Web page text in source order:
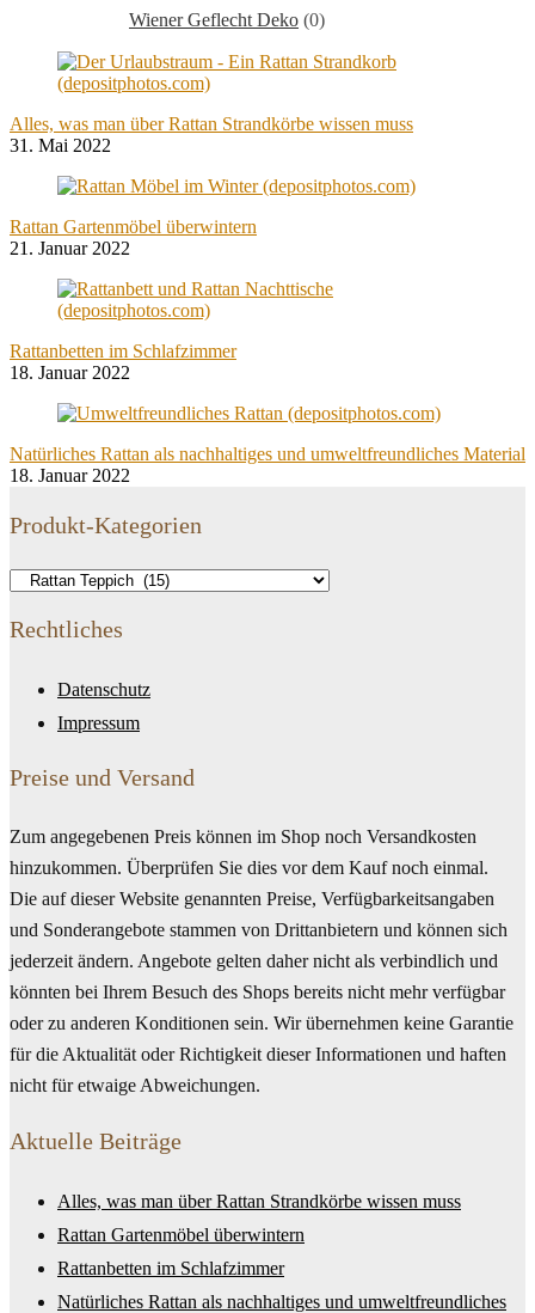
Wiener Geflecht Deko (0)
Alles, was man über Rattan Strandkörbe wissen muss
31. Mai 2022
Rattan Gartenmöbel überwintern
21. Januar 2022
Rattanbetten im Schlafzimmer
18. Januar 2022
Natürliches Rattan als nachhaltiges und umweltfreundliches Material
18. Januar 2022
Produkt-Kategorien
Rechtliches
Datenschutz
Impressum
Preise und Versand
Zum angegebenen Preis können im Shop noch Versandkosten
hinzukommen. Überprüfen Sie dies vor dem Kauf noch einmal.
Die auf dieser Website genannten Preise, Verfügbarkeitsangaben
und Sonderangebote stammen von Drittanbietern und können sich
jederzeit ändern. Angebote gelten daher nicht als verbindlich und
könnten bei Ihrem Besuch des Shops bereits nicht mehr verfügbar
oder zu anderen Konditionen sein. Wir übernehmen keine Garantie
für die Aktualität oder Richtigkeit dieser Informationen und haften
nicht für etwaige Abweichungen.
Aktuelle Beiträge
Alles, was man über Rattan Strandkörbe wissen muss
Rattan Gartenmöbel überwintern
Rattanbetten im Schlafzimmer
Natürliches Rattan als nachhaltiges und umweltfreundliches